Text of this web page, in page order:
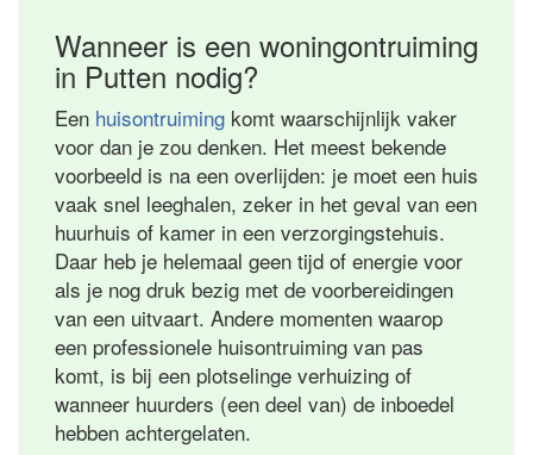
Wanneer is een woningontruiming
in Putten nodig?
Een huisontruiming komt waarschijnlijk vaker
voor dan je zou denken. Het meest bekende
voorbeeld is na een overlijden: je moet een huis
vaak snel leeghalen, zeker in het geval van een
huurhuis of kamer in een verzorgingstehuis.
Daar heb je helemaal geen tijd of energie voor
als je nog druk bezig met de voorbereidingen
van een uitvaart. Andere momenten waarop
een professionele huisontruiming van pas
komt, is bij een plotselinge verhuizing of
wanneer huurders (een deel van) de inboedel
hebben achtergelaten.